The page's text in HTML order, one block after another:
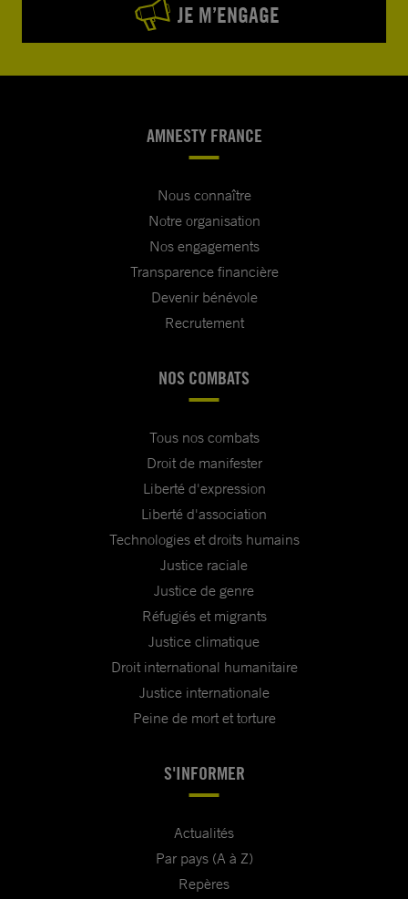
JE M’ENGAGE
AMNESTY FRANCE
Nous connaître
Notre organisation
Nos engagements
Transparence financière
Devenir bénévole
Recrutement
NOS COMBATS
Tous nos combats
Droit de manifester
Liberté d'expression
Liberté d'association
Technologies et droits humains
Justice raciale
Justice de genre
Réfugiés et migrants
Justice climatique
Droit international humanitaire
Justice internationale
Peine de mort et torture
S'INFORMER
Actualités
Par pays (A à Z)
Repères